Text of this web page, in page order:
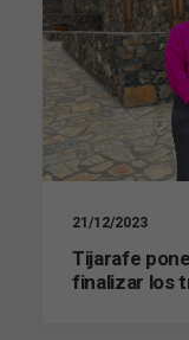
21/12/2023
Tijarafe
finalizar los